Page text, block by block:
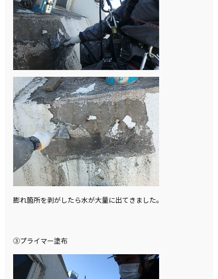
膨れ箇所を剥がしたら水が大量に出てきました。
③プライマー塗布